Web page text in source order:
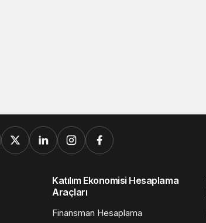
Katılım Ekonomisi Hesaplama
Araçları
Finansman Hesaplama